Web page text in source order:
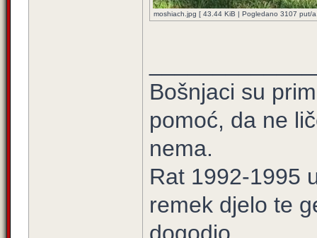
moshiach.jpg [ 43.44 KiB | Pogledano 3107 put/
Bošnjaci su
pomoć, da ne
nema.
Rat 1992-1995
remek djelo te